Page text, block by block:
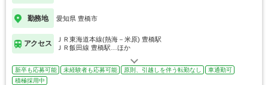
勤務地 愛知県 豊橋市
アクセス
ＪＲ東海道本線(熱海－米原) 豊橋駅
ＪＲ飯田線 豊橋駅…ほか
新卒も応募可能 未経験者も応募可能 原則、引越しを伴う転勤なし
車通勤可
積極採用中